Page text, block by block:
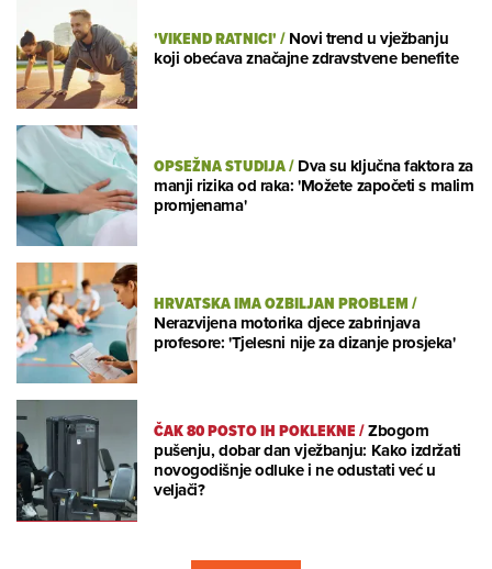
'VIKEND RATNICI'/Novi trend u vježbanju
koji obećava značajne zdravstvene benefite
OPSEŽNA STUDIJA/Dva su ključna faktora za
manji rizika od raka: 'Možete započeti s malim
promjenama'
HRVATSKA IMA OZBILJAN PROBLEM/
Nerazvijena motorika djece zabrinjava
profesore: 'Tjelesni nije za dizanje prosjeka'
ČAK 80 POSTO IH POKLEKNE/Zbogom
pušenju, dobar dan vježbanju: Kako izdržati
novogodišnje odluke i ne odustati već u
veljači?